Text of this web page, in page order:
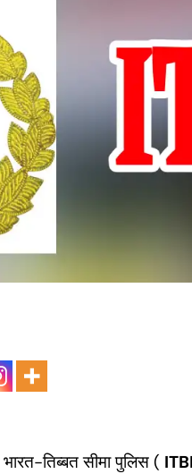
भारत-तिब्बत सीमा पुलिस (